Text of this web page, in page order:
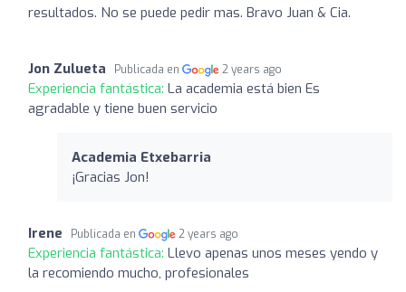
resultados. No se puede pedir mas. Bravo Juan & Cia.
Jon Zulueta Publicada en 2 years ago
Experiencia fantástica: La academia está bien Es
agradable y tiene buen servicio
Academia Etxebarria
¡Gracias Jon!
Irene Publicada en 2 years ago
Experiencia fantástica: Llevo apenas unos meses yendo y
la recomiendo mucho, profesionales